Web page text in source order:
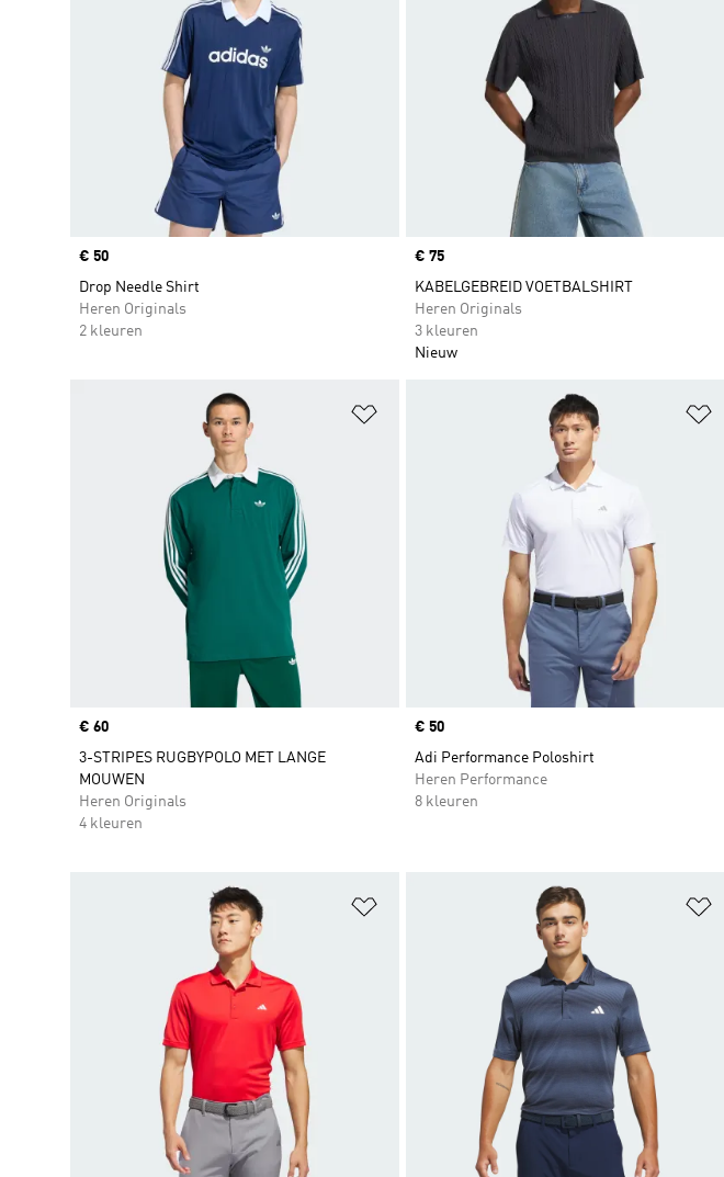
Price
€ 50
Drop Needle Shirt
Heren Originals
2 kleuren
Price
€ 75
KABELGEBREID VOETBALSHIRT
Heren Originals
3 kleuren
Nieuw
Price
€ 60
3-STRIPES RUGBYPOLO MET LANGE
MOUWEN
Heren Originals
4 kleuren
Price
€ 50
Adi Performance Poloshirt
Heren Performance
8 kleuren
Op verlanglijst zetten